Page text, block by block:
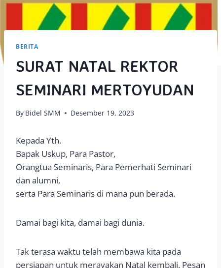
BERITA
SURAT NATAL REKTOR
SEMINARI MERTOYUDAN
By Bidel SMM Desember 19, 2023
Kepada Yth.
Bapak Uskup, Para Pastor,
Orangtua Seminaris, Para Pemerhati Seminari
dan alumni,
serta Para Seminaris di mana pun berada.
Damai bagi kita, damai bagi dunia.
Tak terasa waktu telah membawa kita pada
persiapan untuk merayakan Natal kembali. Pesan